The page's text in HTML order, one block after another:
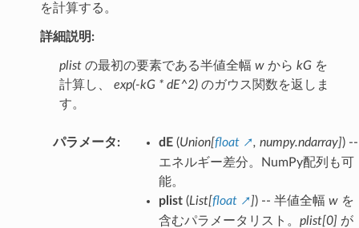
を計算する。
詳細説明:
plistの最初の要素である半値全幅 wから kGを
計算し、 exp(-kG * dE^2)のガウス関数を返しま
す。
パラメータ: dE(Union[float , numpy.ndarray]) --
エネルギー差分。NumPy配列も可
能。
plist(List[float ]) -- 半値全幅 wを
含むパラメータリスト。 plist[0] が